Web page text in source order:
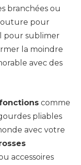
branchées ou
pour
pour sublimer
la moindre
avec des
comme
pliables
avec votre
accessoires